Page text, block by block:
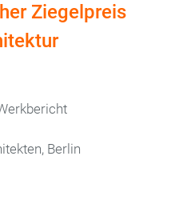
Ziegelpreis
Berlin